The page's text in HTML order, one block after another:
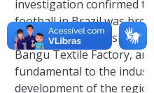
investigation confirmed
football in Brazil was
Donohue, an English
Bangu Textile Factory,
fundamental to the
development of the